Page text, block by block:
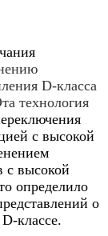
D-класса
технология
с высокой
с высокой
определило
о
D-классе.